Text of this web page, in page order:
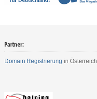
Partner:
Domain Registrierung in Österreich.